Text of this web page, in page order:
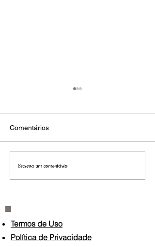
São Paulo
Comentários
Escreva um comentário
Termos de Uso
Política de Privacidade